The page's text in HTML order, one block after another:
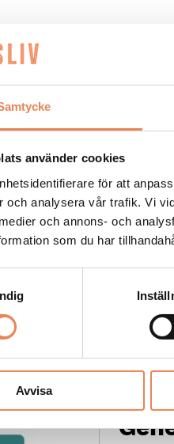
använder cookies
för att
och analysera vår trafik. Vi
och annons- och
som du har
Avvisa
där du får jobba tätt
både försäljning och
i vacker miljö med stora
och kundträffar där du
din ansökan med CV
maj.
dig och kanske snart få